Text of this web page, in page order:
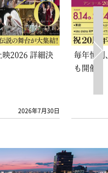
2026 詳細決
2026年7月30日
毎年恒例
も開催！